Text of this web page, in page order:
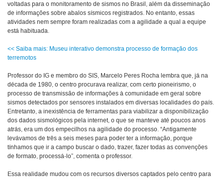
voltadas para o monitoramento de sismos no Brasil, além da disseminação
de informações sobre abalos sísmicos registrados. No entanto, essas
atividades nem sempre foram realizadas com a agilidade a qual a equipe
está habituada.
<< Saiba mais: Museu interativo demonstra processo de formação dos
terremotos
Professor do IG e membro do SIS, Marcelo Peres Rocha lembra que, já na
década de 1980, o centro procurava realizar, com certo pioneirismo, o
processo de transmissão de informações à comunidade em geral sobre
sismos detectados por sensores instalados em diversas localidades do país.
Entretanto, a inexistência de ferramentas para viabilizar a disponibilização
dos dados sismológicos pela internet, o que se manteve até poucos anos
atrás, era um dos empecilhos na agilidade do processo. “Antigamente
levávamos de três a seis meses para poder ter a informação, porque
tínhamos que ir a campo buscar o dado, trazer, fazer todas as convenções
de formato, processá-lo”, comenta o professor.
Essa realidade mudou com os recursos diversos captados pelo centro para